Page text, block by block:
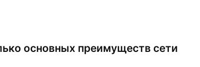
основных преимуществ сети